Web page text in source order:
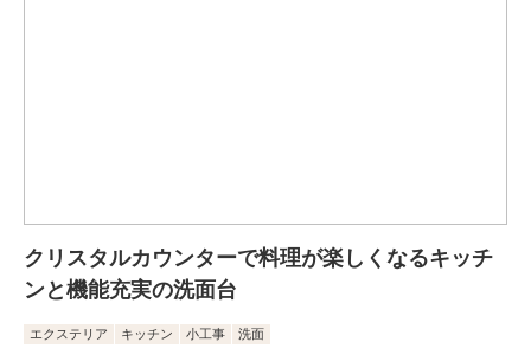
クリスタルカウンターで料理が楽しくなるキッチ
ンと機能充実の洗面台
エクステリア キッチン 小工事 洗面